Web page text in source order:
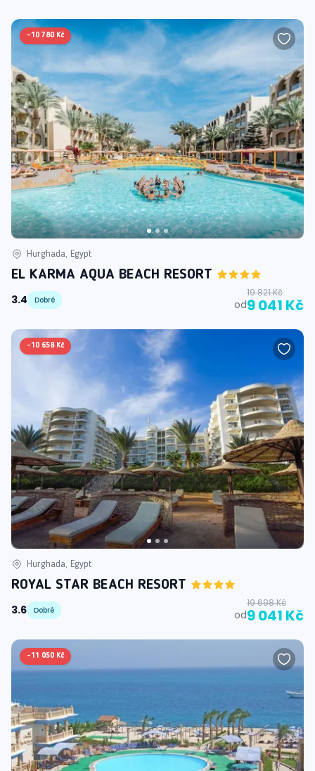
-10 780 Kč
Hurghada, Egypt
EL KARMA AQUA BEACH RESORT
3.4
Dobré od
19 821 Kč
9 041 Kč
-10 658 Kč
Hurghada, Egypt
ROYAL STAR BEACH RESORT
3.6
Dobré od
19 698 Kč
9 041 Kč
-11 050 Kč